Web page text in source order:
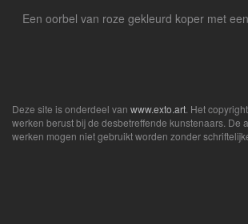
Een oorbel van roze gekleurd koper met
Deze site is onderdeel van www.exto.art . Het
werken berust bij de desbetreffende kunstenaars. De
werken mogen niet gebruikt worden zonder